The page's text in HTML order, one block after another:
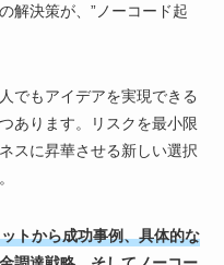
解決策が、”ノーコード起
でもアイデアを実現できる
あります。リスクを最小限
スに昇華させる新しい選択
トから成功事例、具体的な